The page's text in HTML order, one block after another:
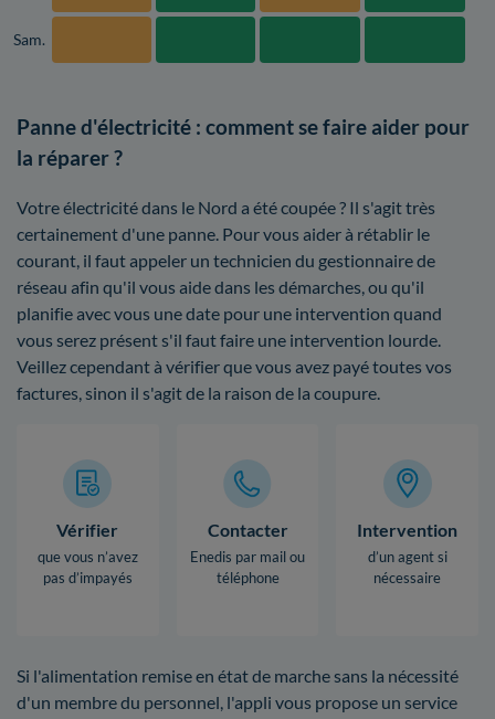
Sam.
Panne d'électricité : comment se faire aider pour
la réparer ?
Votre électricité dans le Nord a été coupée ? Il s'agit très
certainement d'une panne. Pour vous aider à rétablir le
courant, il faut appeler un technicien du gestionnaire de
réseau afin qu'il vous aide dans les démarches, ou qu'il
planifie avec vous une date pour une intervention quand
vous serez présent s'il faut faire une intervention lourde.
Veillez cependant à vérifier que vous avez payé toutes vos
factures, sinon il s'agit de la raison de la coupure.
Vérifier
que vous n’avez
pas d’impayés
Contacter
Enedis par mail ou
téléphone
Intervention
d’un agent si
nécessaire
Si l'alimentation remise en état de marche sans la nécessité
d'un membre du personnel, l'appli vous propose un service